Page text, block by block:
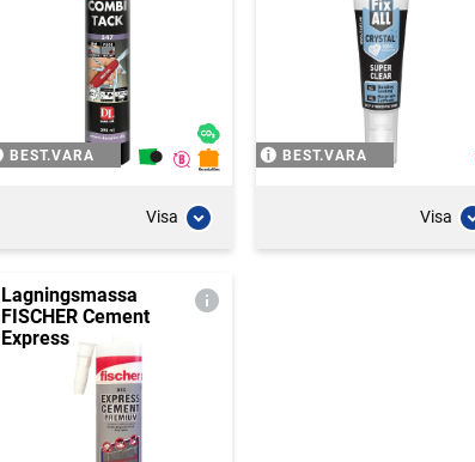
BEST.VARA
Visa
BEST.VARA
Visa
Lagningsmassa
FISCHER Cement
Express